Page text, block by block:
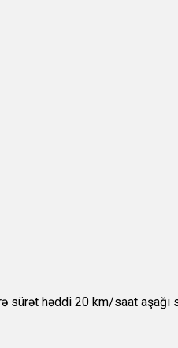
sürət həddi 20 km/saat aşağı